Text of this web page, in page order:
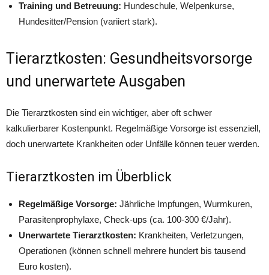
Training und Betreuung: Hundeschule, Welpenkurse,
Hundesitter/Pension (variiert stark).
Tierarztkosten: Gesundheitsvorsorge
und unerwartete Ausgaben
Die Tierarztkosten sind ein wichtiger, aber oft schwer
kalkulierbarer Kostenpunkt. Regelmäßige Vorsorge ist essenziell,
doch unerwartete Krankheiten oder Unfälle können teuer werden.
Tierarztkosten im Überblick
Regelmäßige Vorsorge: Jährliche Impfungen, Wurmkuren,
Parasitenprophylaxe, Check-ups (ca. 100-300 €/Jahr).
Unerwartete Tierarztkosten: Krankheiten, Verletzungen,
Operationen (können schnell mehrere hundert bis tausend
Euro kosten).